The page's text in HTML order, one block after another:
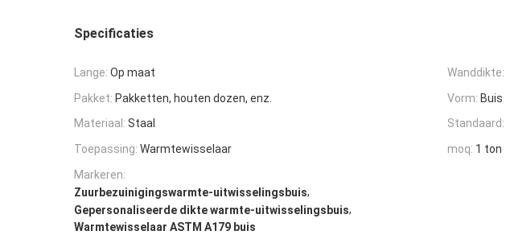
Specificaties
Lange: Op maat Wanddikte:
Pakket: Pakketten, houten dozen, enz. Vorm: Buis
Materiaal: Staal Standaard:
Toepassing: Warmtewisselaar moq: 1 ton
Markeren:
Zuurbezuinigingswarmte-uitwisselingsbuis,
Gepersonaliseerde dikte warmte-uitwisselingsbuis,
Warmtewisselaar ASTM A179 buis